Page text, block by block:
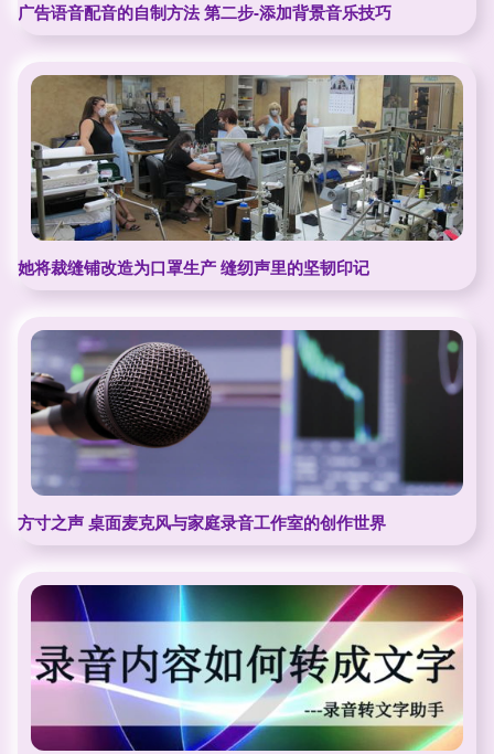
广告语音配音的自制方法 第二步-添加背景音乐技巧
她将裁缝铺改造为口罩生产 缝纫声里的坚韧印记
方寸之声 桌面麦克风与家庭录音工作室的创作世界